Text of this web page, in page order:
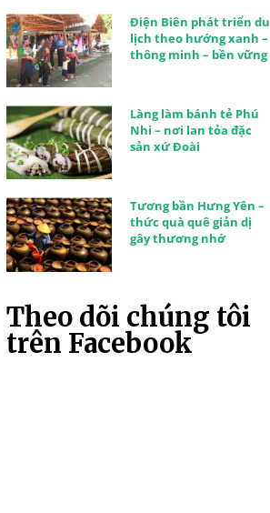
Điện Biên phát triển du
lịch theo hướng xanh –
thông minh – bền vững
Làng làm bánh tẻ Phú
Nhi – nơi lan tỏa đặc
sản xứ Đoài
Tương bần Hưng Yên –
thức quà quê giản dị
gây thương nhớ
Theo dõi chúng tôi
trên Facebook